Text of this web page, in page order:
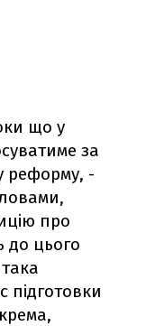
що у
за
реформу, -
про
до цього
підготовки